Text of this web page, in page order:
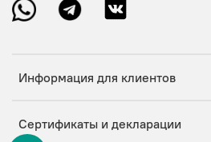
Информация для клиентов
Сертификаты и декларации